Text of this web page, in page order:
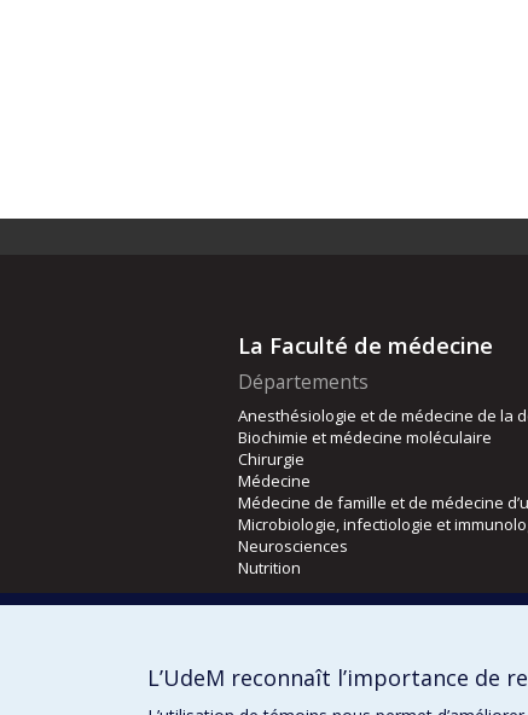
La Faculté de médecine
Départements
Anesthésiologie et de médecine de la
Biochimie et médecine moléculaire
Chirurgie
Médecine
Médecine de famille et de médecine
Microbiologie, infectiologie et
Neurosciences
Nutrition
Orthophonie et audiologie
L’UdeM reconnaît l’importance de